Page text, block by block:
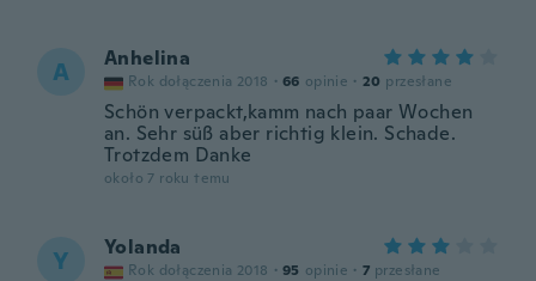
A Anhelina
Rok dołączenia 2018 · 66 opinie · 20 przesłane
Schön verpackt,kamm nach paar Wochen
an. Sehr süß aber richtig klein. Schade.
Trotzdem Danke
około 7 roku temu
Y Yolanda
Rok dołączenia 2018 · 95 opinie · 7 przesłane